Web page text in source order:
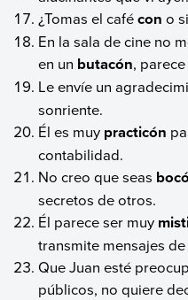
¿Tomas el cafécon o
En la sala de cine no
en un butacón,
Le envíe un
sonriente.
Él es muy practicón
contabilidad.
No creo que seas
secretos de otros.
Él parece ser muy
transmite mensajes
Que Juan esté
públicos, no quiere